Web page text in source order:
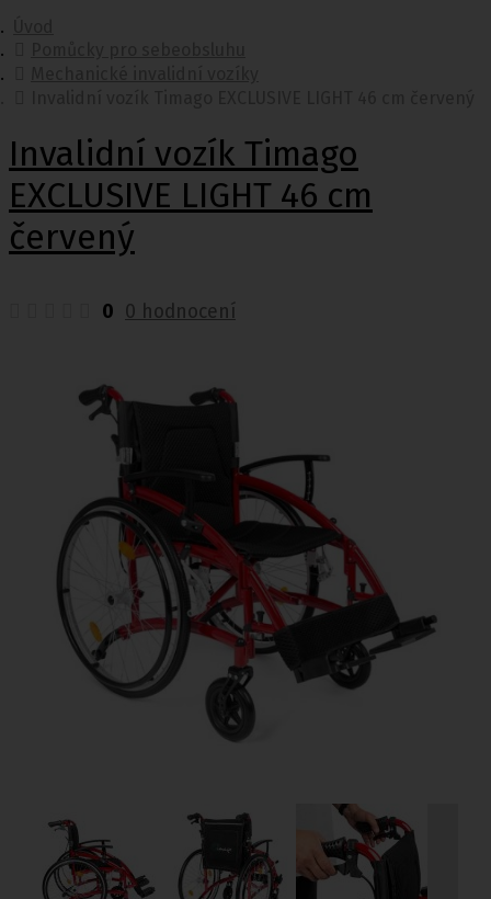
Invalidní vozík Timago
EXCLUSIVE LIGHT 46 cm
červený
0 0 hodnocení